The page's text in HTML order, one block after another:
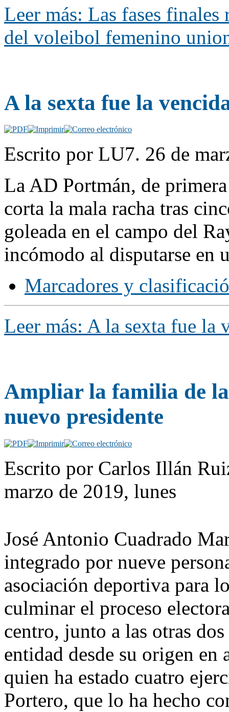
Leer más: Las fases finales
del voleibol femenino
A la sexta fue la
Escrito por LU7. 26 de
La AD Portmán, de
corta la mala racha tras
goleada en el campo del
incómodo al disputarse en
Marcadores y
Leer más: A la sexta fue la
Ampliar la familia de
nuevo presidente
Escrito por Carlos Illán
marzo de 2019, lunes
José Antonio Cuadrado
integrado por nueve
asociación deportiva para
culminar el proceso
centro, junto a las otras
entidad desde su origen
quien ha estado cuatro
Portero, que lo ha hecho